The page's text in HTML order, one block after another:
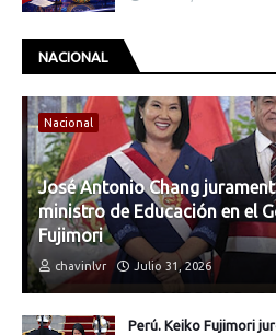
NACIONAL
Nacional
José Antonio Chang
ministro de Educación en el
Fujimori
chavinlvr Julio 31, 2026
Perú. Keiko Fujimori